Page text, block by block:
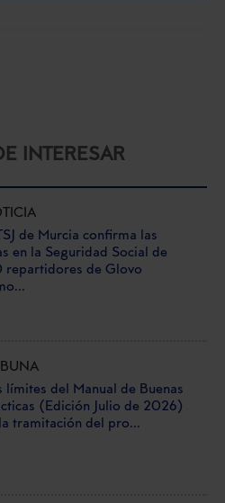
INTERESAR
de Murcia confirma las
en la Seguridad Social de
repartidores de Glovo
límites del Manual de Buenas
(Edición Julio de 2026)
tramitación del pro...